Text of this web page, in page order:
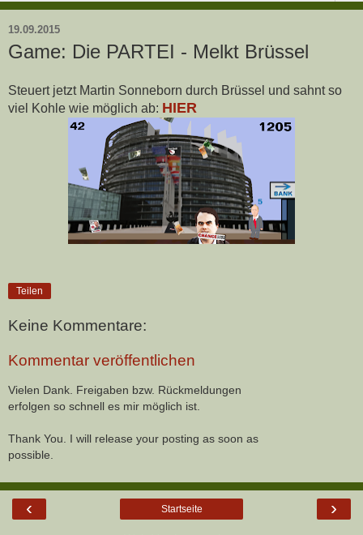
19.09.2015
Game: Die PARTEI - Melkt Brüssel
Steuert jetzt Martin Sonneborn durch Brüssel und sahnt so
viel Kohle wie möglich ab: HIER
Teilen
Keine Kommentare:
Kommentar veröffentlichen
Vielen Dank. Freigaben bzw. Rückmeldungen
erfolgen so schnell es mir möglich ist.
Thank You. I will release your posting as soon as
possible.
‹ ›
Startseite